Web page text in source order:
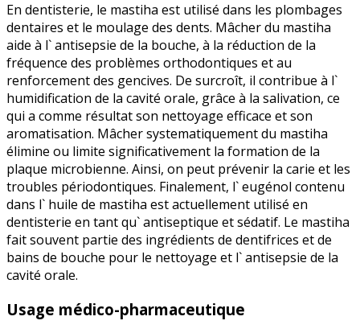
En dentisterie, le mastiha est utilisé dans les plombages
dentaires et le moulage des dents. Mâcher du mastiha
aide à l` antisepsie de la bouche, à la réduction de la
fréquence des problèmes orthodontiques et au
renforcement des gencives. De surcroît, il contribue à l`
humidification de la cavité orale, grâce à la salivation, ce
qui a comme résultat son nettoyage efficace et son
aromatisation. Mâcher systematiquement du mastiha
élimine ou limite significativement la formation de la
plaque microbienne. Ainsi, on peut prévenir la carie et les
troubles périodontiques. Finalement, l` eugénol contenu
dans l` huile de mastiha est actuellement utilisé en
dentisterie en tant qu` antiseptique et sédatif. Le mastiha
fait souvent partie des ingrédients de dentifrices et de
bains de bouche pour le nettoyage et l` antisepsie de la
cavité orale.
Usage médico-pharmaceutique